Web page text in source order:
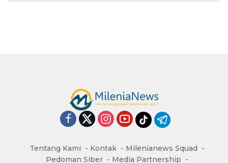
Tentang Kami Kontak
Milenianews Squad
Pedoman Siber
Media Partnership